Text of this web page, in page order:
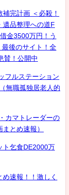
完計画 ＜必殺！
遺品整理への道F
金3500万円！う
後のサイト！全
賛！公開中
フルステーション
無職孤独居老人的
カマトレーダーの
とめ速報）
ト乞食DE2000万
速報！！激しく